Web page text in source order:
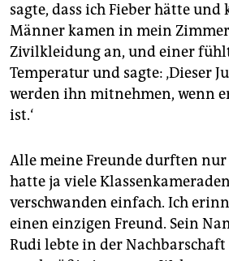
sagte, dass ich Fieber hätte und
Männer kamen in mein
Zivilkleidung an, und einer
Temperatur und sagte: ‚Dieser
werden ihn mitnehmen, wenn
ist.‘
Alle meine Freunde durften nur
hatte ja viele
verschwanden einfach. Ich
einen einzigen Freund. Sein
Rudi lebte in der